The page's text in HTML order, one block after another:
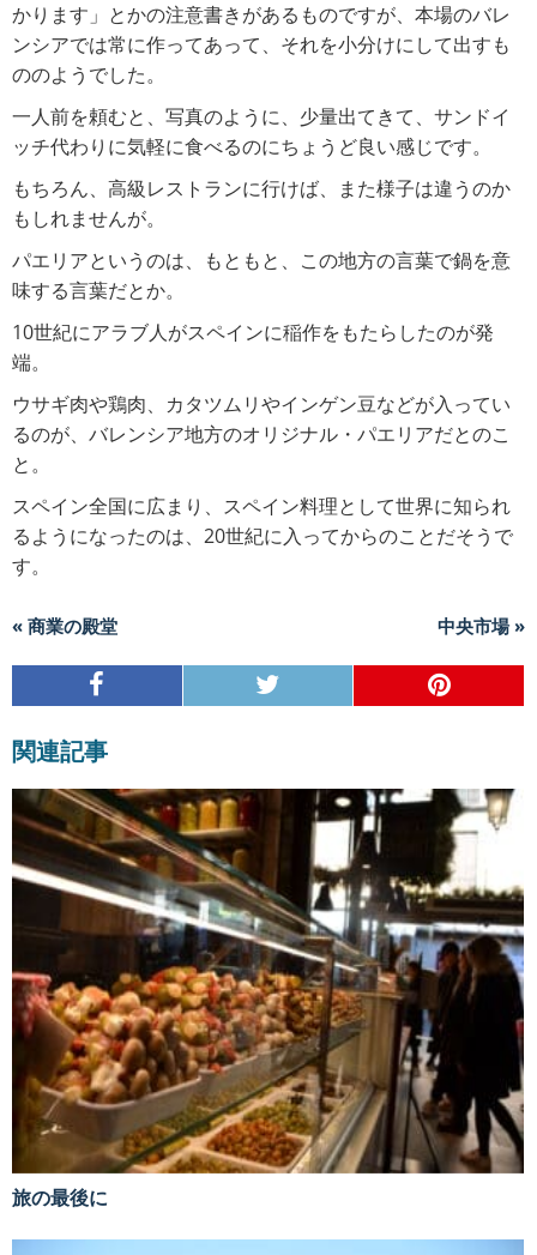
かります」とかの注意書きがあるものですが、本場のバレ
ンシアでは常に作ってあって、それを小分けにして出すも
ののようでした。
一人前を頼むと、写真のように、少量出てきて、サンドイ
ッチ代わりに気軽に食べるのにちょうど良い感じです。
もちろん、高級レストランに行けば、また様子は違うのか
もしれませんが。
パエリアというのは、もともと、この地方の言葉で鍋を意
味する言葉だとか。
10世紀にアラブ人がスペインに稲作をもたらしたのが発
端。
ウサギ肉や鶏肉、カタツムリやインゲン豆などが入ってい
るのが、バレンシア地方のオリジナル・パエリアだとのこ
と。
スペイン全国に広まり、スペイン料理として世界に知られ
るようになったのは、20世紀に入ってからのことだそうで
す。
« 商業の殿堂 中央市場 »
関連記事
旅の最後に